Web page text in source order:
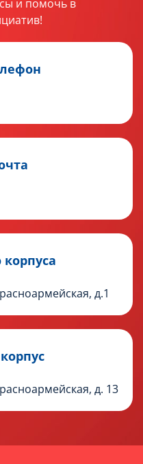
и помочь в
корпуса
д.1
д. 13